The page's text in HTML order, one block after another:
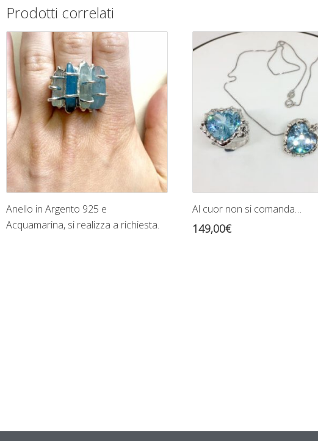
Prodotti correlati
Anello in Argento 925 e
Acquamarina, si realizza a richiesta.
Al cuor non si comanda…
149,00€